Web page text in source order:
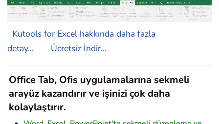
Kutools for Excel hakkında daha fazla
detay...
Ücretsiz İndir...
Office Tab, Ofis uygulamalarına sekmeli
arayüz kazandırır ve işinizi çok daha
kolaylaştırır.